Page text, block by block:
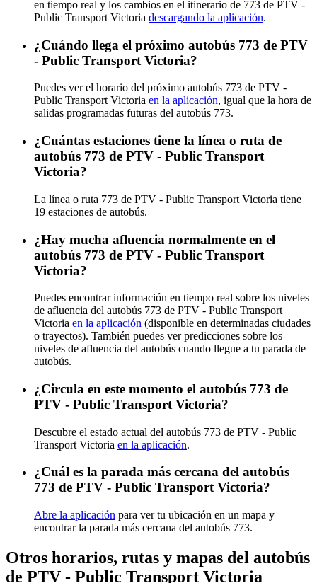
en tiempo real y los cambios en el itinerario de 773 de PTV -
Public Transport Victoria descargando la aplicación.
¿Cuándo llega el próximo autobús 773 de PTV
- Public Transport Victoria?
Puedes ver el horario del próximo autobús 773 de PTV -
Public Transport Victoria en la aplicación, igual que la hora de
salidas programadas futuras del autobús 773.
¿Cuántas estaciones tiene la línea o ruta de
autobús 773 de PTV - Public Transport
Victoria?
La línea o ruta 773 de PTV - Public Transport Victoria tiene
19 estaciones de autobús.
¿Hay mucha afluencia normalmente en el
autobús 773 de PTV - Public Transport
Victoria?
Puedes encontrar información en tiempo real sobre los niveles
de afluencia del autobús 773 de PTV - Public Transport
Victoria en la aplicación (disponible en determinadas ciudades
o trayectos). También puedes ver predicciones sobre los
niveles de afluencia del autobús cuando llegue a tu parada de
autobús.
¿Circula en este momento el autobús 773 de
PTV - Public Transport Victoria?
Descubre el estado actual del autobús 773 de PTV - Public
Transport Victoria en la aplicación.
¿Cuál es la parada más cercana del autobús
773 de PTV - Public Transport Victoria?
Abre la aplicación para ver tu ubicación en un mapa y
encontrar la parada más cercana del autobús 773.
Otros horarios, rutas y mapas del autobús
de PTV - Public Transport Victoria